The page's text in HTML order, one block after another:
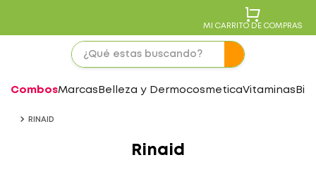
MI CARRITO DE COMPRAS
CombosMarcas Belleza y DermocosmeticaVitaminas
RINAID
Rinaid